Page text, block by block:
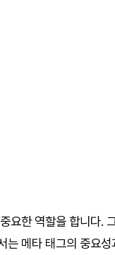
요한 역할을 합니다.
메타 태그의 중요